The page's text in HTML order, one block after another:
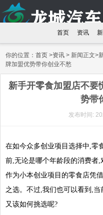
首页 资讯
你的位置：首页 >资讯 > 新闻正文>
牌加盟优势带你创业不愁
新手开零食加盟店不要
势带
发布时间:
在如今众多创业项目选择中,零
前,无论是哪个年龄段的消费者
作为小本创业项目的零食店凭
之选。不过,我们也可以看到,
又该如何挑选呢?